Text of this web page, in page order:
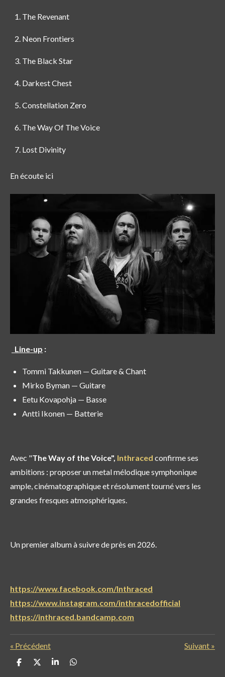
The Revenant
Neon Frontiers
The Black Star
Darkest Chest
Constellation Zero
The Way Of The Voice
Lost Divinity
En écoute ici
Line-up :
Tommi Takkunen — Guitare & Chant
Mirko Byman — Guitare
Eetu Kovapohja — Basse
Antti Ikonen — Batterie
Avec "The Way of the Voice", Inthraced confirme ses
ambitions : proposer un metal mélodique symphonique
ample, cinématographique et résolument tourné vers les
grandes fresques atmosphériques.
Un premier album à suivre de près en 2026.
https://www.facebook.com/Inthraced
https://www.instagram.com/inthracedofficial
https://inthraced.bandcamp.com
« Précédent Suivant »
P
P
P
P